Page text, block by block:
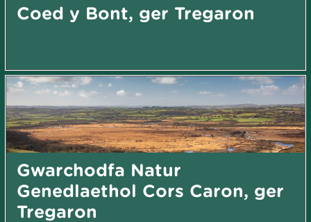
Coed y Bont, ger Tregaron
Gwarchodfa Natur
Genedlaethol Cors Caron, ger
Tregaron